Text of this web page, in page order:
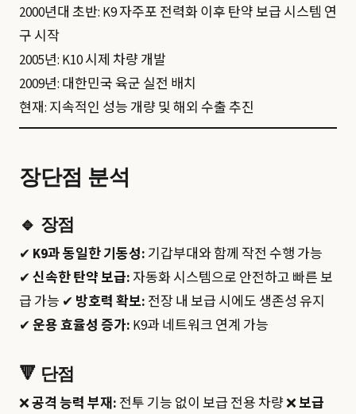
2000년대 초반: K9 자주포 전력화 이후 탄약 보급 시스템 연
구 시작
2005년: K10 시제 차량 개발
2009년: 대한민국 육군 실전 배치
현재: 지속적인 성능 개량 및 해외 수출 추진
장단점 분석
🔹 장점
✔ K9과 동일한 기동성: 기갑부대와 함께 작전 수행 가능
✔신속한 탄약 보급: 자동화 시스템으로 안전하고 빠른 보
급 가능 ✔ 방호력 확보: 전장 내 보급 시에도 생존성 유지
✔운용 효율성 증가: K9과 네트워크 연계 가능
🔻 단점
❌공격 능력 부재: 전투 기능 없이 보급 전용 차량 ❌보급